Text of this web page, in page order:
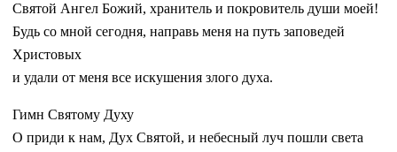
Святой Ангел Божий, хранитель и покровитель души моей!
Будь со мной сегодня, направь меня на путь заповедей
Христовых
и удали от меня все искушения злого духа.
Гимн Святому Духу
О приди к нам, Дух Святой, и небесный луч пошли света